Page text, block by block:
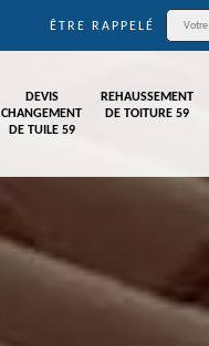
ÊTRE RAPPELÉ
DEVIS
CHANGEMENT
DE TUILE 59
REHAUSSEMENT
DE TOITURE 59